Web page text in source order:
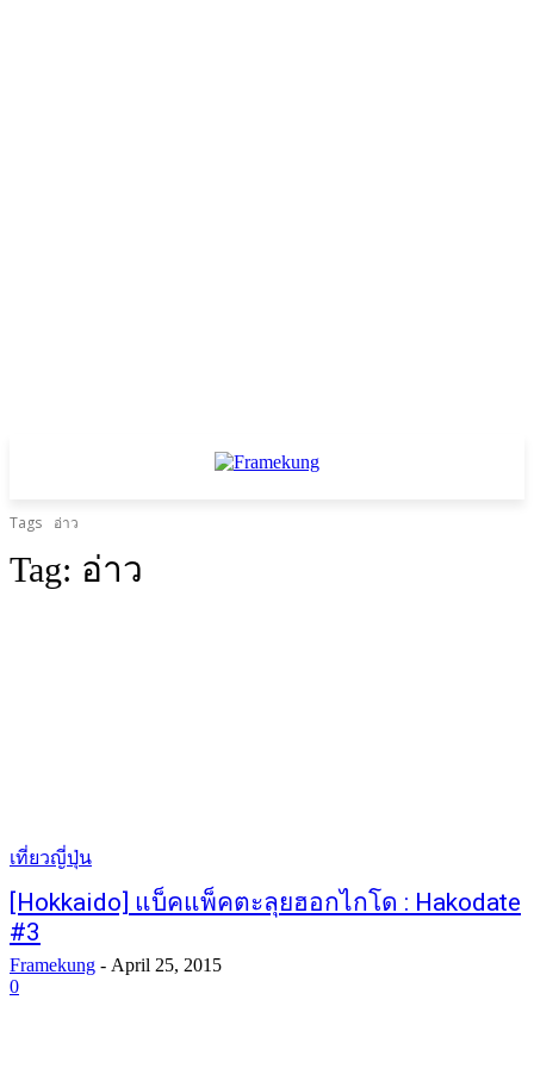
Tags อ่าว
Tag: อ่าว
เที่ยวญี่ปุ่น
[Hokkaido] แบ็คแพ็คตะลุยฮอกไกโด : Hakodate
#3
Framekung - April 25, 2015
0